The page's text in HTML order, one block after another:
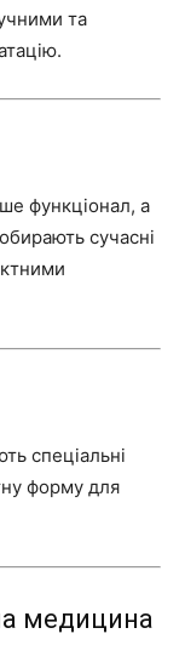
та
функціонал, а
сучасні
спеціальні
форму для
медицина